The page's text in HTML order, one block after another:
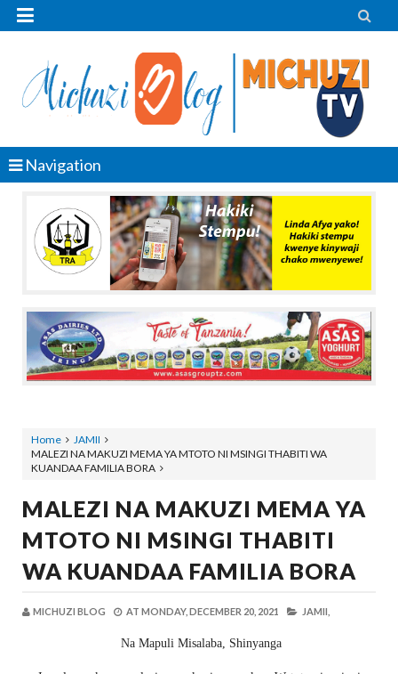
 
Navigation
Home
JAMII
MALEZI NA MAKUZI MEMA YA MTOTO NI MSINGI THABITI WA
KUANDAA FAMILIA BORA
MALEZI NA MAKUZI MEMA YA
MTOTO NI MSINGI THABITI
WA KUANDAA FAMILIA BORA
MICHUZI BLOG AT MONDAY, DECEMBER 20, 2021 JAMII,
Na Mapuli Misalaba, Shinyanga